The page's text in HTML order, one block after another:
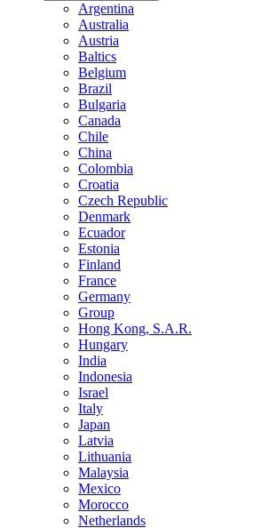
Argentina
Australia
Austria
Baltics
Belgium
Brazil
Bulgaria
Canada
Chile
China
Colombia
Croatia
Czech Republic
Denmark
Ecuador
Estonia
Finland
France
Germany
Group
Hong Kong, S.A.R.
Hungary
India
Indonesia
Israel
Italy
Japan
Latvia
Lithuania
Malaysia
Mexico
Morocco
Netherlands